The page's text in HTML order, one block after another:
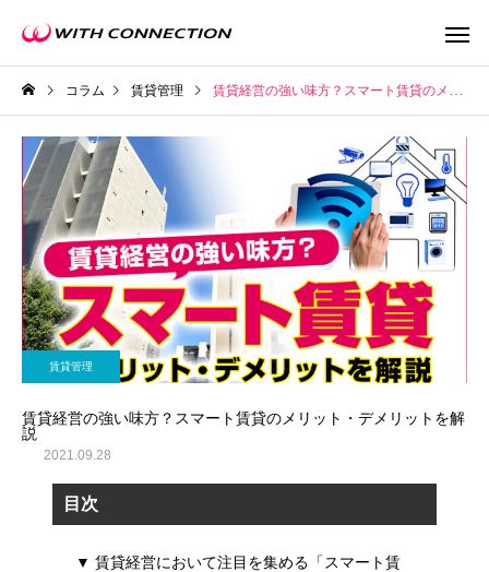
不動産買取 任意売
ウィズの利益還元
コラム 賃貸管理 賃貸経営の強い味方？スマート賃貸のメリット・デメリットを解説
賃貸管理
賃貸経営の強い味方？スマート賃貸のメリット・デメリットを解
説
2021.09.28
目次
▼ 賃貸経営において注目を集める「スマート賃